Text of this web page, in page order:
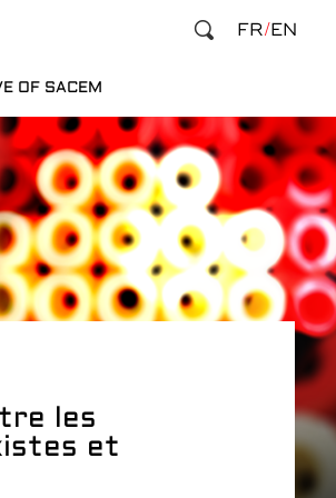
OF SACEM
FR EN
les
et